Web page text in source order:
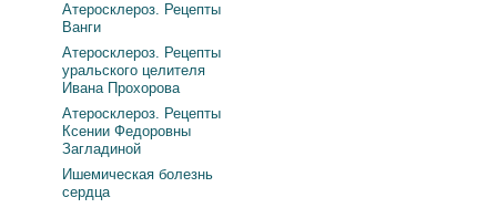
Атеросклероз. Рецепты
Ванги
Атеросклероз. Рецепты
уральского целителя
Ивана Прохорова
Атеросклероз. Рецепты
Ксении Федоровны
Загладиной
Ишемическая болезнь
сердца